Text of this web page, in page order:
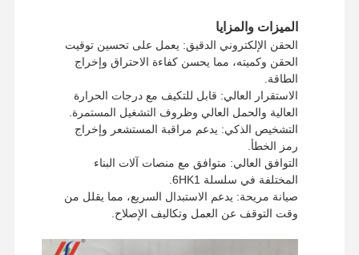
الميزات والمزايا
الحقن الإلكتروني الدقيق: يعمل على تحسين توقيت
الحقن وكميته، مما يحسن كفاءة الاحتراق وإخراج
الطاقة.
الاستقرار العالي: قابل للتكيف مع درجات الحرارة
العالية والحمل العالي وظروف التشغيل المستمرة.
التشخيص الذكي: يدعم مراقبة المستشعر وإخراج
رمز الخطأ.
التوافق العالي: متوافق مع منصات آلات البناء
المختلفة في سلسلة 6HK1.
صيانة مريحة: يدعم الاستبدال السريع، مما يقلل من
وقت التوقف عن العمل وتكاليف الإصلاح.